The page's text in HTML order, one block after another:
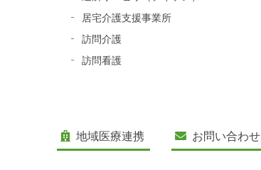
居宅介護支援事業所
訪問介護
訪問看護
地域医療連携 お問い合わせ